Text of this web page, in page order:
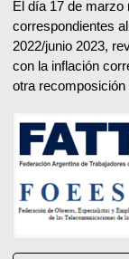
El día 17 de marzo
correspondientes
2022/junio 2023,
con la inflación
otra